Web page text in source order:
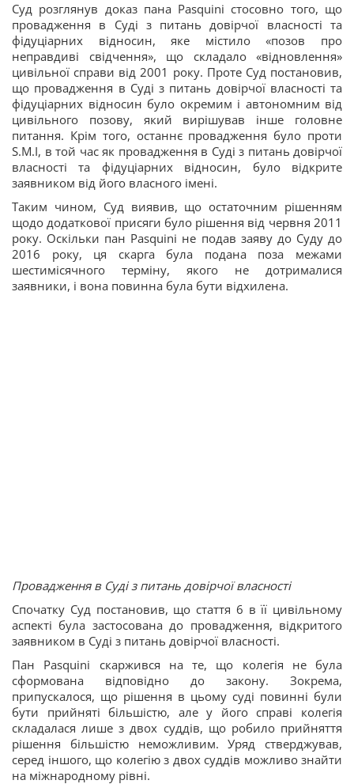
Суд розглянув доказ пана Pasquini стосовно того, що
провадження в Суді з питань довірчої власності та
фідуціарних відносин, яке містило «позов про
неправдиві свідчення», що складало «відновлення»
цивільної справи від 2001 року. Проте Суд постановив,
що провадження в Суді з питань довірчої власності та
фідуціарних відносин було окремим і автономним від
цивільного позову, який вирішував інше головне
питання. Крім того, останнє провадження було проти
S.M.I, в той час як провадження в Суді з питань довірчої
власності та фідуціарних відносин, було відкрите
заявником від його власного імені.
Таким чином, Суд виявив, що остаточним рішенням
щодо додаткової присяги було рішення від червня 2011
року. Оскільки пан Pasquini не подав заяву до Суду до
2016 року, ця скарга була подана поза межами
шестимісячного терміну, якого не дотрималися
заявники, і вона повинна була бути відхилена.
Провадження в Суді з питань довірчої власності
Спочатку Суд постановив, що стаття 6 в її цивільному
аспекті була застосована до провадження, відкритого
заявником в Суді з питань довірчої власності.
Пан Pasquini скаржився на те, що колегія не була
сформована відповідно до закону. Зокрема,
припускалося, що рішення в цьому суді повинні були
бути прийняті більшістю, але у його справі колегія
складалася лише з двох суддів, що робило прийняття
рішення більшістю неможливим. Уряд стверджував,
серед іншого, що колегію з двох суддів можливо знайти
на міжнародному рівні.